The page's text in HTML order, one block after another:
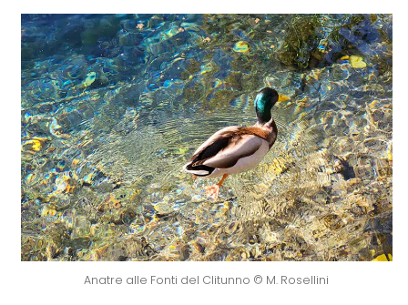
Anatre alle Fonti del Clitunno © M. Rosellini